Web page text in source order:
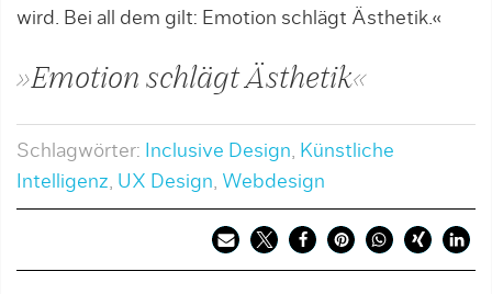
wird. Bei all dem gilt: Emotion schlägt Ästhetik.«
»Emotion schlägt Ästhetik«
Schlagwörter: Inclusive Design, Künstliche
Intelligenz, UX Design, Webdesign